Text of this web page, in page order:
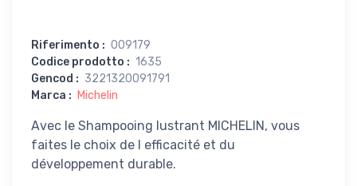
Riferimento : 009179
Codice prodotto : 1635
Gencod : 3221320091791
Marca : Michelin
Avec le Shampooing lustrant MICHELIN, vous
faites le choix de l efficacité et du
développement durable.